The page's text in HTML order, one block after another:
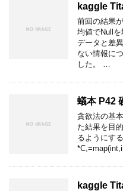
kaggle
前回の結果
均値でNull
データと差
ない情報に
した。 …
蟻本 P42
貪欲法の基
た結果を目
るようにす
kaggle